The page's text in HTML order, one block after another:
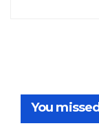
You missed